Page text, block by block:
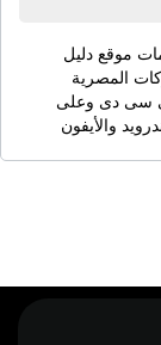
موقع دليل
المصرية
سى دى وعلى
والأيفون